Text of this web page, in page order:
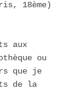
18ème)
aux
ou
que je
de la